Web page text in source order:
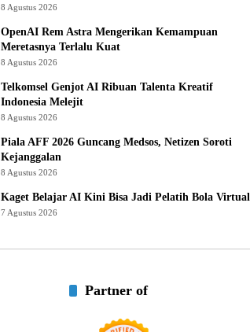
8 Agustus 2026
OpenAI Rem Astra Mengerikan Kemampuan
Meretasnya Terlalu Kuat
8 Agustus 2026
Telkomsel Genjot AI Ribuan Talenta Kreatif
Indonesia Melejit
8 Agustus 2026
Piala AFF 2026 Guncang Medsos, Netizen Soroti
Kejanggalan
8 Agustus 2026
Kaget Belajar AI Kini Bisa Jadi Pelatih Bola Virtual
7 Agustus 2026
Partner of